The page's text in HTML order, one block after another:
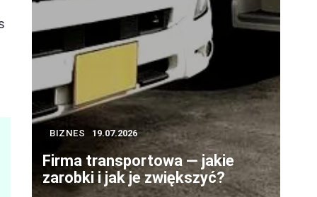
BIZNES 19.07.2026
Firma transportowa — jakie
zarobki i jak je zwiększyć?